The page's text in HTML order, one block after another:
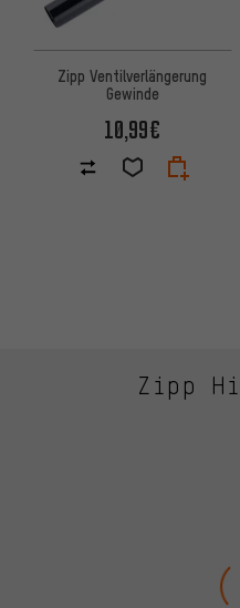
Zipp Ventilverlängerung
Gewinde
10,99€
Zipp